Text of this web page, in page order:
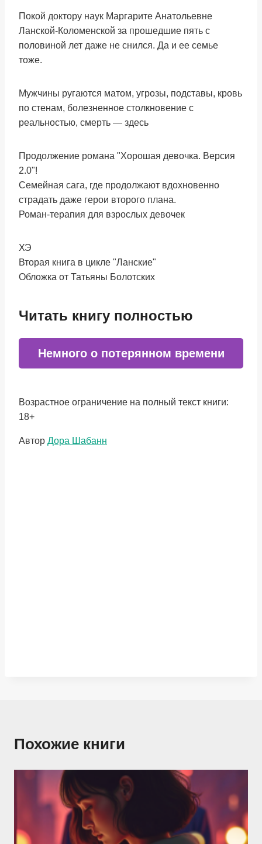
Покой доктору наук Маргарите Анатольевне
Ланской-Коломенской за прошедшие пять с
половиной лет даже не снился. Да и ее семье
тоже.
Мужчины ругаются матом, угрозы, подставы, кровь
по стенам, болезненное столкновение с
реальностью, смерть — здесь
Продолжение романа "Хорошая девочка. Версия
2.0"!
Семейная сага, где продолжают вдохновенно
страдать даже герои второго плана.
Роман-терапия для взрослых девочек
ХЭ
Вторая книга в цикле "Ланские"
Обложка от Татьяны Болотских
Читать книгу полностью
Немного о потерянном времени
Возрастное ограничение на полный текст книги:
18+
Метки
Автор Дора Шабанн
Похожие книги